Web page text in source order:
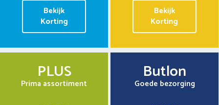
Bekijk
Korting
Bekijk
Korting
PLUS
Prima assortiment
Butlon
Goede bezorging